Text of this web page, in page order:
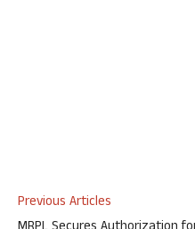
Previous Articles